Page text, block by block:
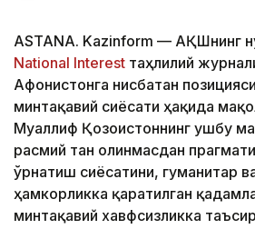
ASTANA. Kazinform — АҚШнинг
National Interest таҳлилий
Афғонистонга нисбатан
минтақавий сиёсати ҳақида
Муаллиф Қозоғистоннинг ушбу
расмий тан олинмасдан
ўрнатиш сиёсатини, гуманитар
ҳамкорликка қаратилган
минтақавий хавфсизликка